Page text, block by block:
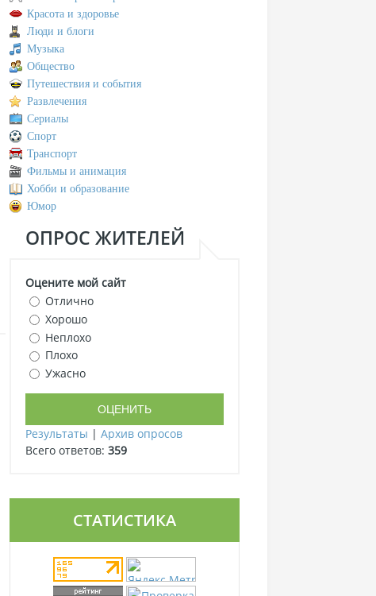
Красота и здоровье
Люди и блоги
Музыка
Общество
Путешествия и события
Развлечения
Сериалы
Спорт
Транспорт
Фильмы и анимация
Хобби и образование
Юмор
ОПРОС ЖИТЕЛЕЙ
Оцените мой сайт
Отлично
Хорошо
Неплохо
Плохо
Ужасно
Результаты | Архив опросов
Всего ответов: 359
СТАТИСТИКА